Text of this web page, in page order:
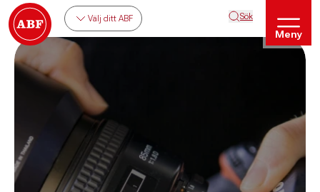
Välj ditt ABF Sök
Meny